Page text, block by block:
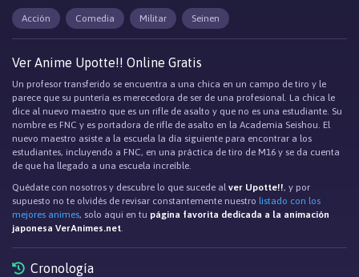
Acción Comedia Militar Seinen
Ver Anime Upotte!! Online Gratis
Un profesor transferido se encuentra a una chica en un campo de tiro y le
parece que su puntería es merecedora de ser de una profesional. La chica le
dice al nuevo maestro que es un rifle de asalto y que no es una estudiante. Su
nombre es FNC y es portadora de rifle de asalto en la Academia Seishou. El
nuevo maestro asiste a la escuela la día siguiente para encontrar a los
estudiantes, incluyendo a FNC, en una práctica de tiro de M16 y se da cuenta
de que ha llegado a una escuela increíble.
Quédate con nosotros y descubre lo que sucede alver Upotte!!, y por
supuesto no te olvidés de revisar constantemente nuestro listado con los
mejores animes, solo aqui en tu página favorita dedicada a la animación
japonesa VerAnimes.net.
Cronología